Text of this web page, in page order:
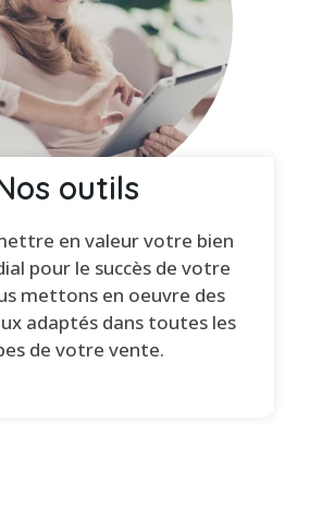
outils
en valeur votre bien
pour le succès de votre
mettons en oeuvre des
adaptés dans toutes les
de votre vente.